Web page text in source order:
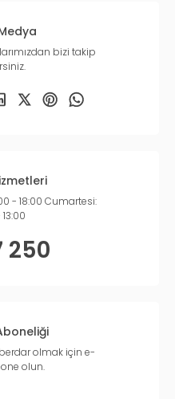
bizi takip
- 18:00 Cumartesi:
250
olmak için e-
olun.